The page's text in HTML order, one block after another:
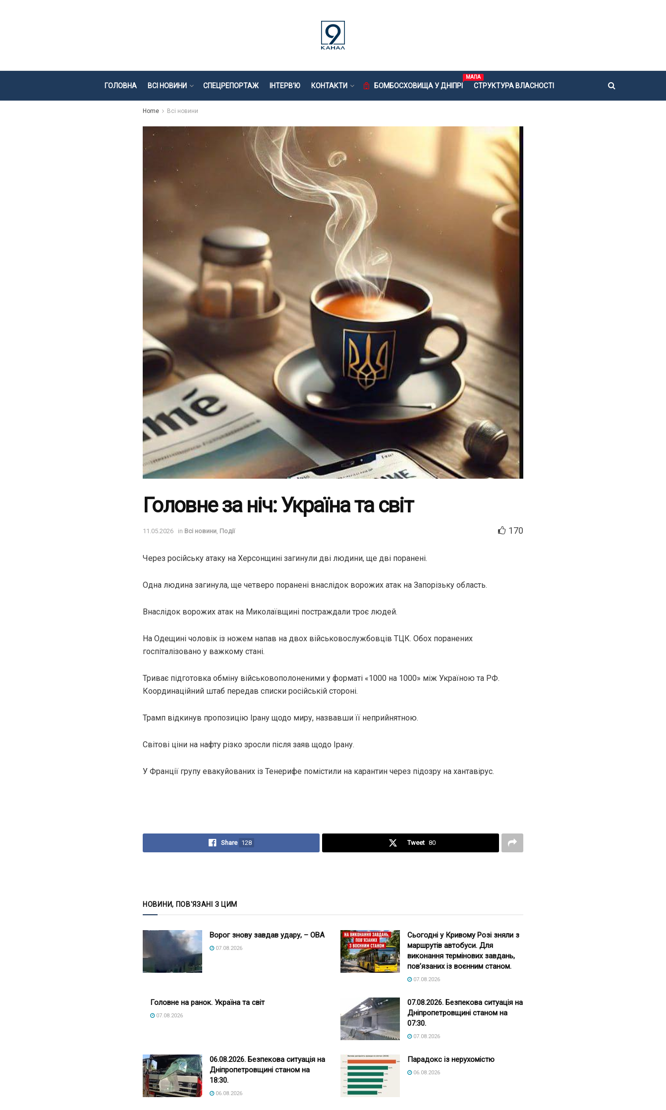
ГОЛОВНА ВСІ НОВИНИ СПЕЦРЕПОРТАЖ ІНТЕРВ’Ю КОНТАКТИ БОМБОСХОВИЩА У ДНІПРІ
МАПА
СТРУКТУРА ВЛАСНОСТІ
Home Всі новини
Головне за ніч: Україна та світ
11.05.2026 in Всі новини, Події 170
Через російську атаку на Херсонщині загинули дві людини, ще дві поранені.
Одна людина загинула, ще четверо поранені внаслідок ворожих атак на Запорізьку область.
Внаслідок ворожих атак на Миколаївщині постраждали троє людей.
На Одещині чоловік із ножем напав на двох військовослужбовців ТЦК. Обох поранених
госпіталізовано у важкому стані.
Триває підготовка обміну військовополоненими у форматі «1000 на 1000» між Україною та РФ.
Координаційний штаб передав списки російській стороні.
Трамп відкинув пропозицію Ірану щодо миру, назвавши її неприйнятною.
Світові ціни на нафту різко зросли після заяв щодо Ірану.
У Франції групу евакуйованих із Тенерифе помістили на карантин через підозру на хантавірус.
Share 128 Tweet 80
НОВИНИ, ПОВ'ЯЗАНІ З ЦИМ
Ворог знову завдав удару, – ОВА
07.08.2026
Сьогодні у Кривому Розі зняли з
маршрутів автобуси. Для
виконання термінових завдань,
пов’язаних із воєнним станом.
07.08.2026
Головне на ранок. Україна та світ
07.08.2026
07.08.2026. Безпекова ситуація на
Дніпропетровщині станом на
07:30.
07.08.2026
06.08.2026. Безпекова ситуація на
Дніпропетровщині станом на
18:30.
06.08.2026
Парадокс із нерухомістю
06.08.2026